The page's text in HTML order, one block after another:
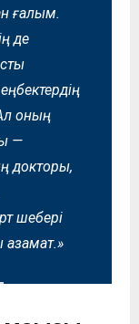
ғалым.
де
оның
—
докторы,
шебері
азамат.»